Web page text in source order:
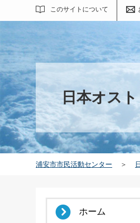
このサイトについて
サイト内検索
日本オス
浦安市市民活動センター ＞
ホーム